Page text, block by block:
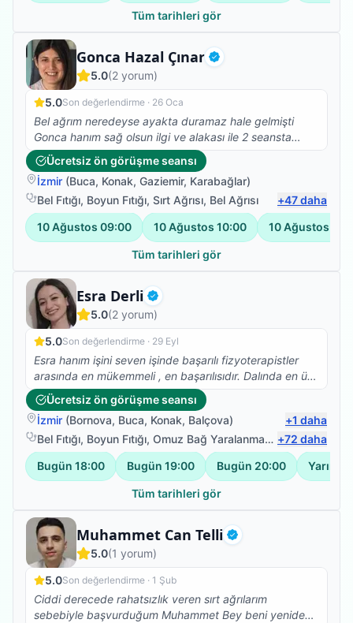
Tüm tarihleri gör
Gonca Hazal Çınar Doğrulanmış
Fizyoterapist
5.0(2 yorum)
5.0Son değerlendirme · 26 Oca
Bel ağrım neredeyse ayakta duramaz hale gelmişti
Gonca hanım sağ olsun ilgi ve alakası ile 2 seansta
belimdeki ağrı ve bacaklarımdaki çekmeler sona erdi
fizyoterapi hareketlerime devam ediyorum ve kendimi
daha formda hissediyorum teşekkürler Gonca hanım
Ücretsiz ön görüşme seansı
İzmir (Buca, Konak, Gaziemir, Karabağlar)
Bel Fıtığı, Boyun Fıtığı, Sırt Ağrısı, Bel Ağrısı +47daha
10 Ağustos 09:00 10 Ağustos 10:00 10 Ağustos
Tüm tarihleri gör
Esra Derli Doğrulanmış
Fizyoterapist
5.0(2 yorum)
5.0Son değerlendirme · 29 Eyl
Esra hanım işini seven işinde başarılı fizyoterapistler
arasında en mükemmeli , en başarılısıdır. Dalında en üst
mevkilerde en kısa zamanda olacağına eminim esra
hanmla çalışmak isteyenlere tavsiye ederim biz çok
memnun kaldık memnun kalacağınıza eminim .
Ücretsiz ön görüşme seansı
İzmir (Bornova, Buca, Konak, Balçova) +1 daha
Bel Fıtığı, Boyun Fıtığı, Omuz Bağ Yaralanması ,Protez
+72 daha
Bugün 18:00 Bugün 19:00 Bugün 20:00 Yarın
Tüm tarihleri gör
Muhammet Can Telli Doğrulanmış
Fizyoterapist
5.0(1 yorum)
5.0Son değerlendirme · 1 Şub
Ciddi derecede rahatsızlık veren sırt ağrılarım
sebebiyle başvurduğum Muhammet Bey beni yeniden